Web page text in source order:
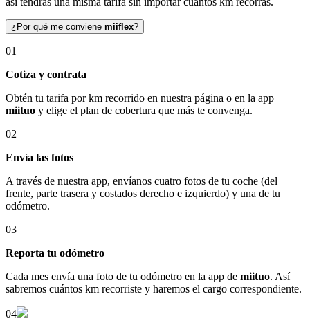
¿Por qué me conviene miiflex?
01
Cotiza y contrata
Obtén tu tarifa por km recorrido en nuestra página o en la app
miituo y elige el plan de cobertura que más te convenga.
02
Envía las fotos
A través de nuestra app, envíanos cuatro fotos de tu coche (del
frente, parte trasera y costados derecho e izquierdo) y una de tu
odómetro.
03
Reporta tu odómetro
Cada mes envía una foto de tu odómetro en la app de miituo. Así
sabremos cuántos km recorriste y haremos el cargo correspondiente.
04